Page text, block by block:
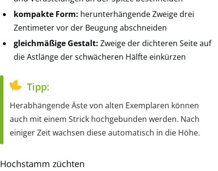
kompakte Form: herunterhängende Zweige drei
Zentimeter vor der Beugung abschneiden
gleichmäßige Gestalt: Zweige der dichteren Seite auf
die Astlänge der schwächeren Hälfte einkürzen
Tipp:
Herabhängende Äste von alten Exemplaren können
auch mit einem Strick hochgebunden werden. Nach
einiger Zeit wachsen diese automatisch in die Höhe.
Hochstamm züchten